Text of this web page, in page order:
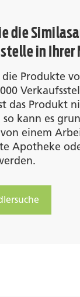
die
in Ihrer
Produkte
das Produkt
kann es
einem
Apotheke